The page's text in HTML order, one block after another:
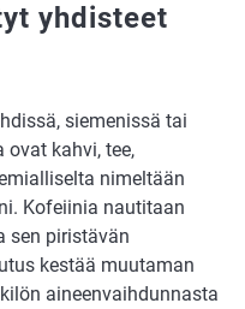
yhdisteet
siemenissä tai
kahvi, tee,
nimeltään
Kofeiinia nautitaan
sen piristävän
kestää muutaman
aineenvaihdunnasta